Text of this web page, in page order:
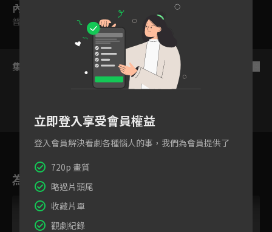
內容標籤
普遍級
集數列表
6 7 8 9 10
為您推薦
立即登入享受會員權益
登入會員解決看劇各種惱人的事，我們為會員提供了
720p 畫質
略過片頭尾
收藏片單
觀劇紀錄